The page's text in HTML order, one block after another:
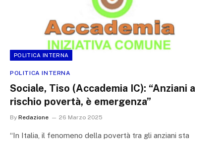
POLITICA INTERNA
POLITICA INTERNA
Sociale, Tiso (Accademia IC): “Anziani a
rischio povertà, è emergenza”
By Redazione 26 Marzo 2025
“In Italia, il fenomeno della povertà tra gli anziani sta